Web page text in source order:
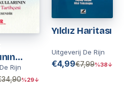
Rijn
%29↓
Yıldız Haritası
Uitgeverij De Rijn
€4,99€7,99%38↓